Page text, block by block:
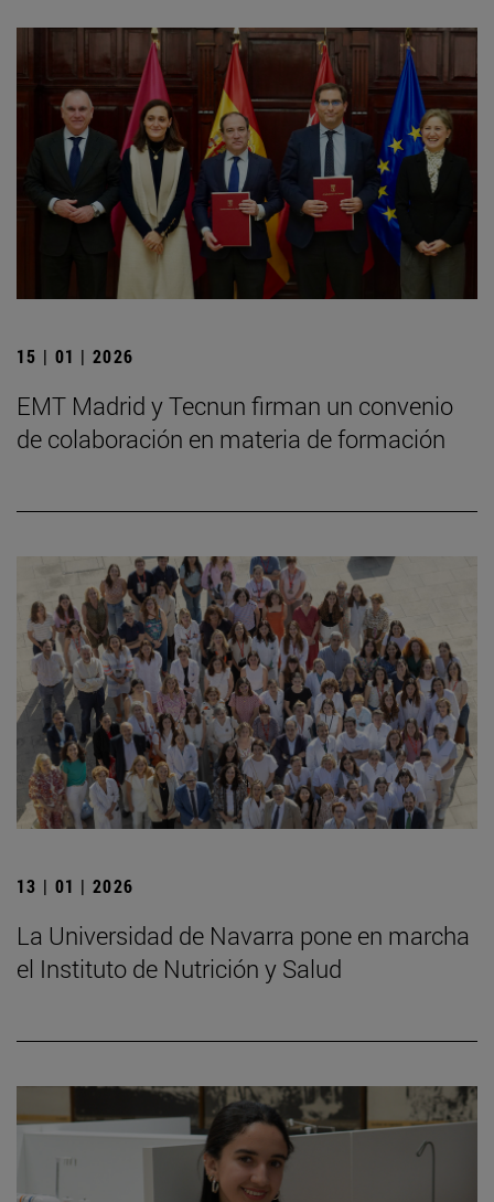
15 | 01 | 2026
EMT Madrid y Tecnun firman un convenio
de colaboración en materia de formación
13 | 01 | 2026
La Universidad de Navarra pone en marcha
el Instituto de Nutrición y Salud